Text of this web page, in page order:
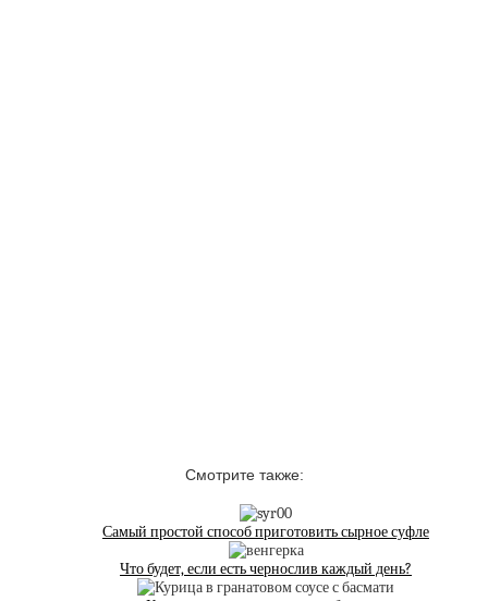
Смотрите также:
Самый простой способ приготовить сырное суфле
Что будет, если есть чернослив каждый день?